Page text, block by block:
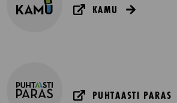
KAMU
PUHTAASTI PARAS